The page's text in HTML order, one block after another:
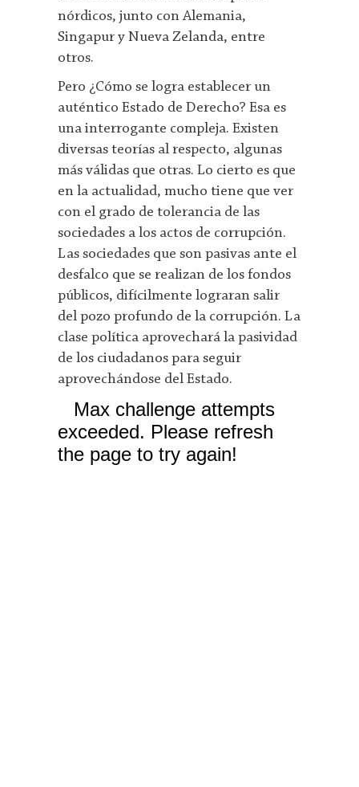
nórdicos, junto con Alemania,
Singapur y Nueva Zelanda, entre
otros.
Pero ¿Cómo se logra establecer un
auténtico Estado de Derecho? Esa es
una interrogante compleja. Existen
diversas teorías al respecto, algunas
más válidas que otras. Lo cierto es que
en la actualidad, mucho tiene que ver
con el grado de tolerancia de las
sociedades a los actos de corrupción.
Las sociedades que son pasivas ante el
desfalco que se realizan de los fondos
públicos, difícilmente lograran salir
del pozo profundo de la corrupción. La
clase política aprovechará la pasividad
de los ciudadanos para seguir
aprovechándose del Estado.